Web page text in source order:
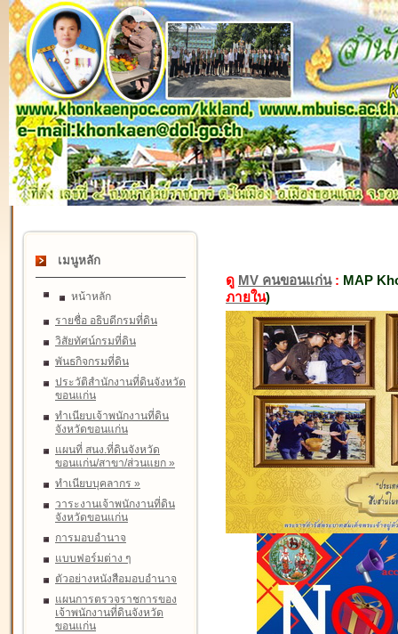
เมนูหลัก
หน้าหลัก
รายชื่อ อธิบดีกรมที่ดิน
วิสัยทัศน์กรมที่ดิน
พันธกิจกรมที่ดิน
ประวัติสำนักงานที่ดินจังหวัด
ขอนแก่น
ทำเนียบเจ้าพนักงานที่ดิน
จังหวัดขอนแก่น
แผนที่ สนง.ที่ดินจังหวัด
ขอนแก่น/สาขา/ส่วนแยก »
ทำเนียบบุคลากร »
วาระงานเจ้าพนักงานที่ดิน
จังหวัดขอนแก่น
การมอบอำนาจ
แบบฟอร์มต่าง ๆ
ตัวอย่างหนังสือมอบอำนาจ
แผนการตรวจราชการของ
เจ้าพนักงานที่ดินจังหวัด
ขอนแก่น
ดู MV คนขอนแก่น: MAP
ภายใน)